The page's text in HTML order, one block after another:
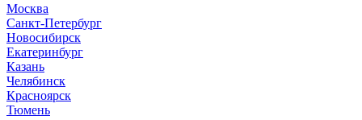
Москва
Санкт-Петербург
Новосибирск
Екатеринбург
Казань
Челябинск
Красноярск
Тюмень